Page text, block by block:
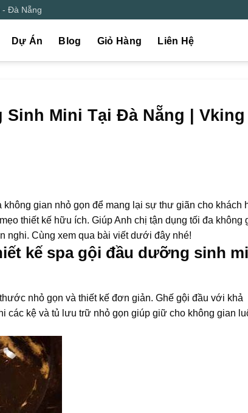
- Đà Nẵng
Dự Án Blog Giỏ Hàng Liên Hệ
Mini Tại Đà Nẵng | Vking
không gian nhỏ gọn để mang lại sự thư giãn cho khách
thiết kế hữu ích. Giúp Anh chị tận dụng tối đa không
nghi. Cùng xem qua bài viết dưới đây nhé!
kế spa gội đầu dưỡng sinh
nhỏ gọn và thiết kế đơn giản. Ghế gội đầu với khả
các kệ và tủ lưu trữ nhỏ gọn giúp giữ cho không gian